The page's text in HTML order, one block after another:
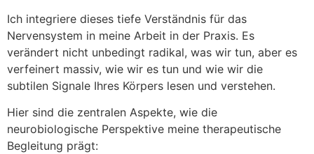
Ich integriere dieses tiefe Verständnis für das
Nervensystem in meine Arbeit in der Praxis. Es
verändert nicht unbedingt radikal, was wir tun, aber es
verfeinert massiv, wie wir es tun und wie wir die
subtilen Signale Ihres Körpers lesen und verstehen.
Hier sind die zentralen Aspekte, wie die
neurobiologische Perspektive meine therapeutische
Begleitung prägt: